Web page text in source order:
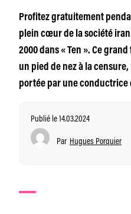
Profitez gratuitement
plein cœur de la société
2000 dans « Ten ». Ce
un pied de nez à la
portée par une conductrice
Publié le 14.03.2024
Par Hugues Porquier